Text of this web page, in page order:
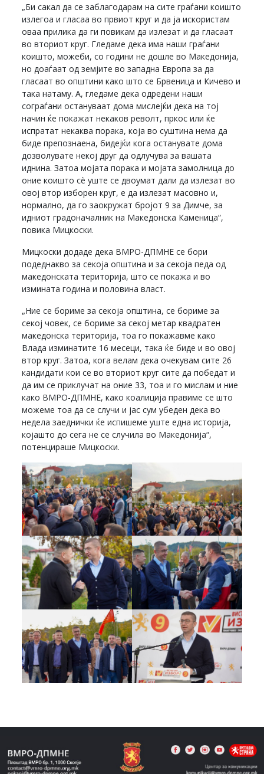
„Би сакал да се заблагодарам на сите граѓани коишто
излегоа и гласаа во првиот круг и да ја искористам
оваа прилика да ги повикам да излезат и да гласаат
во вториот круг. Гледаме дека има наши граѓани
коишто, можеби, со години не дошле во Македонија,
но доаѓаат од земјите во западна Европа за да
гласаат во општини како што се Брвеница и Кичево и
така натаму. А, гледаме дека одредени наши
сограѓани остануваат дома мислејќи дека на тој
начин ќе покажат некаков револт, пркос или ќе
испратат некаква порака, која во суштина нема да
биде препознаена, бидејќи кога останувате дома
дозволувате некој друг да одлучува за вашата
иднина. Затоа мојата порака и мојата замолница до
оние коишто сè уште се двоумат дали да излезат во
овој втор изборен круг, е да излезат масовно и,
нормално, да го заокружат бројот 9 за Димче, за
идниот градоначалник на Македонска Каменица“,
повика Мицкоски.
Мицкоски додаде дека ВМРО-ДПМНЕ се бори
подеднакво за секоја општина и за секоја педа од
македонската територија, што се покажа и во
измината година и половина власт.
„Ние се бориме за секоја општина, се бориме за
секој човек, се бориме за секој метар квадратен
македонска територија, тоа го покажавме како
Влада изминатите 16 месеци, така ќе биде и во овој
втор круг. Затоа, кога велам дека очекувам сите 26
кандидати кои се во вториот круг сите да победат и
да им се приклучат на оние 33, тоа и го мислам и ние
како ВМРО-ДПМНЕ, како коалиција правиме се што
можеме тоа да се случи и јас сум убеден дека во
недела заеднички ќе испишеме уште една историја,
којашто до сега не се случила во Македонија“,
потенцираше Мицкоски.